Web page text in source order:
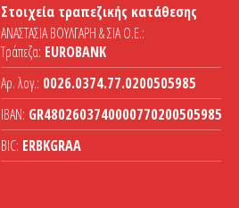
Στοιχεία τραπεζικής κατάθεσης
ΑΝΑΣΤΑΣΙΑ ΒΟΥΛΓΑΡΗ & ΣΙΑ Ο.Ε.:
Τράπεζα: EUROBANK
Αρ. λογ.: 0026.0374.77.0200505985
IBAN: GR4802603740000770200505985
BIC: ERBKGRAA